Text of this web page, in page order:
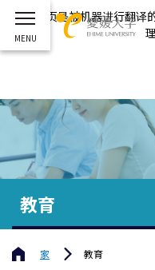
这个网页是被机器进行翻译
教育
家 教育